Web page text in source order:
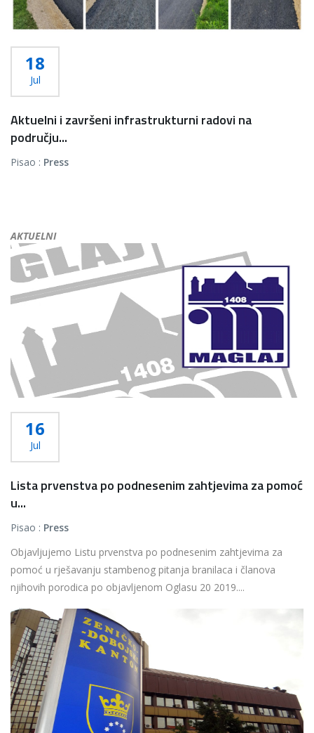
18
Jul
Aktuelni i završeni infrastrukturni radovi na
području...
Pisao : Press
AKTUELNI
*U MZ Ulišnjak su u toku radovi na presvlačenju postojećeg
betonskog puta asfaltom prema...
Više...
16
Jul
Lista prvenstva po podnesenim zahtjevima za pomoć
u...
Pisao : Press
Objavljujemo Listu prvenstva po podnesenim zahtjevima za
pomoć u rješavanju stambenog pitanja branilaca i članova
njihovih porodica po objavljenom Oglasu 20 2019....
Više...